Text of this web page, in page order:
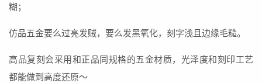
糊；
仿品五金要么过亮发贼，要么发黑氧化，刻字浅且边缘毛糙。
高品复刻会采用和正品同规格的五金材质，光泽度和刻印工艺
都能做到高度还原～